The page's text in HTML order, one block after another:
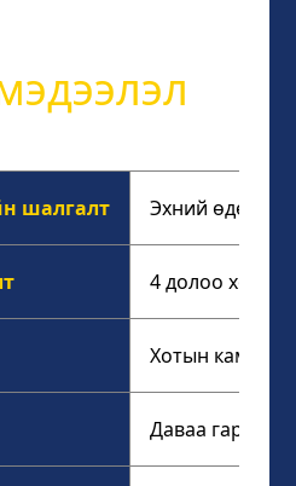
шалгалт Эхний өдөр
4 долоо хоногт
Хотын кампус,
Даваа гараг